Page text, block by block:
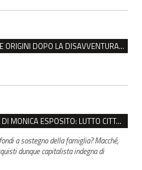
PARK ZUCCHI E IL RITORNO ALLE ORIGINI DOPO LA DISAVVENTURA CON REGGIO EMILIA PARCHEGGI
MARTEDÌ 28 LUGLIO I FUNERALI DI MONICA ESPOSITO: LUTTO CITTADINO A MODENA E NONANTOLA
a sostegno della famiglia? Macché,
dunque capitalista indegna di